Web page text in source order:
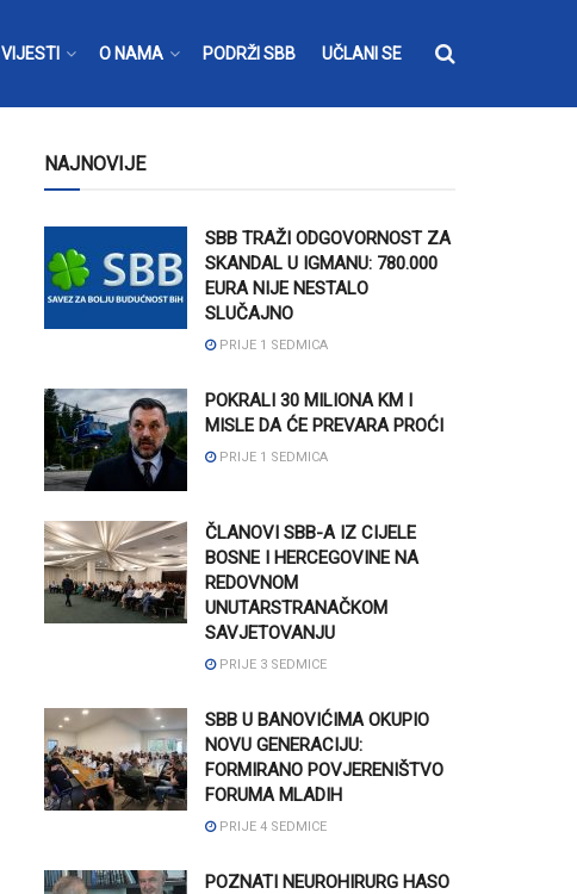
VIJESTI O NAMA PODRŽI SBB UČLANI SE
NAJNOVIJE
SBB TRAŽI ODGOVORNOST ZA
SKANDAL U IGMANU: 780.000
EURA NIJE NESTALO
SLUČAJNO
PRIJE 1 SEDMICA
POKRALI 30 MILIONA KM I
MISLE DA ĆE PREVARA PROĆI
PRIJE 1 SEDMICA
ČLANOVI SBB-A IZ CIJELE
BOSNE I HERCEGOVINE NA
REDOVNOM
UNUTARSTRANAČKOM
SAVJETOVANJU
PRIJE 3 SEDMICE
SBB U BANOVIĆIMA OKUPIO
NOVU GENERACIJU:
FORMIRANO POVJERENIŠTVO
FORUMA MLADIH
PRIJE 4 SEDMICE
POZNATI NEUROHIRURG HASO